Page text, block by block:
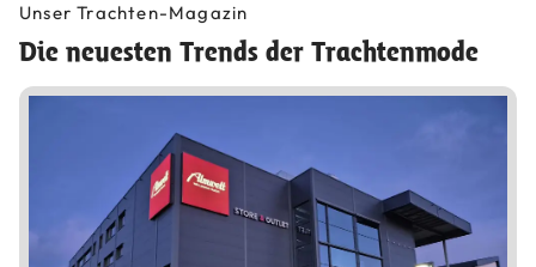
Unser Trachten-Magazin
Die neuesten Trends der Trachtenmode